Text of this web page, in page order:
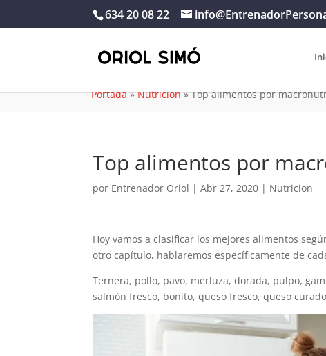
634 20 08 22
Portada»Nutricion»Top alimentos por
Top alimentos por
por Entrenador Oriol |Abr 27, 2020 | Nutricion
Hoy vamos a clasificar los mejores alimentos
otro capítulo, hablaremos específicamente de
Ternera, pollo, pavo, merluza, dorada, pulpo,
salmón fresco, bonito, queso fresco, queso